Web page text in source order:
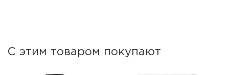
С этим товаром покупают